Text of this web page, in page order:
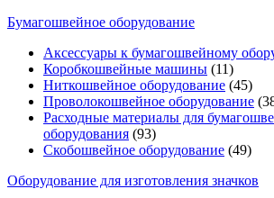
Бумагошвейное оборудование
Аксессуары к бумагошвейному
Коробкошвейные машины (11)
Ниткошвейное оборудование (45)
Проволокошвейное оборудование
Расходные материалы для
оборудования (93)
Скобошвейное оборудование (49)
Оборудование для изготовления значков